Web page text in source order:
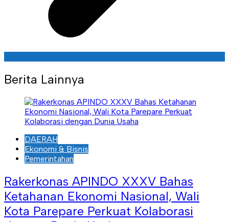
Berita Lainnya
DAERAH
Ekonomi & Bisnis
Pemerintahan
Rakerkonas APINDO XXXV Bahas
Ketahanan Ekonomi Nasional, Wali
Kota Parepare Perkuat Kolaborasi